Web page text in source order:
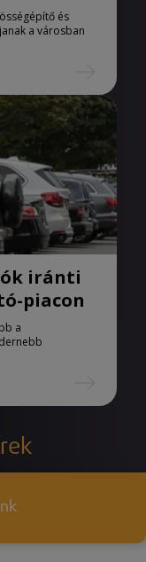
és
a városban
iránti
piacon
a